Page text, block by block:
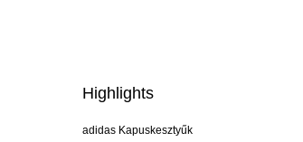
Highlights
adidas Kapuskesztyűk